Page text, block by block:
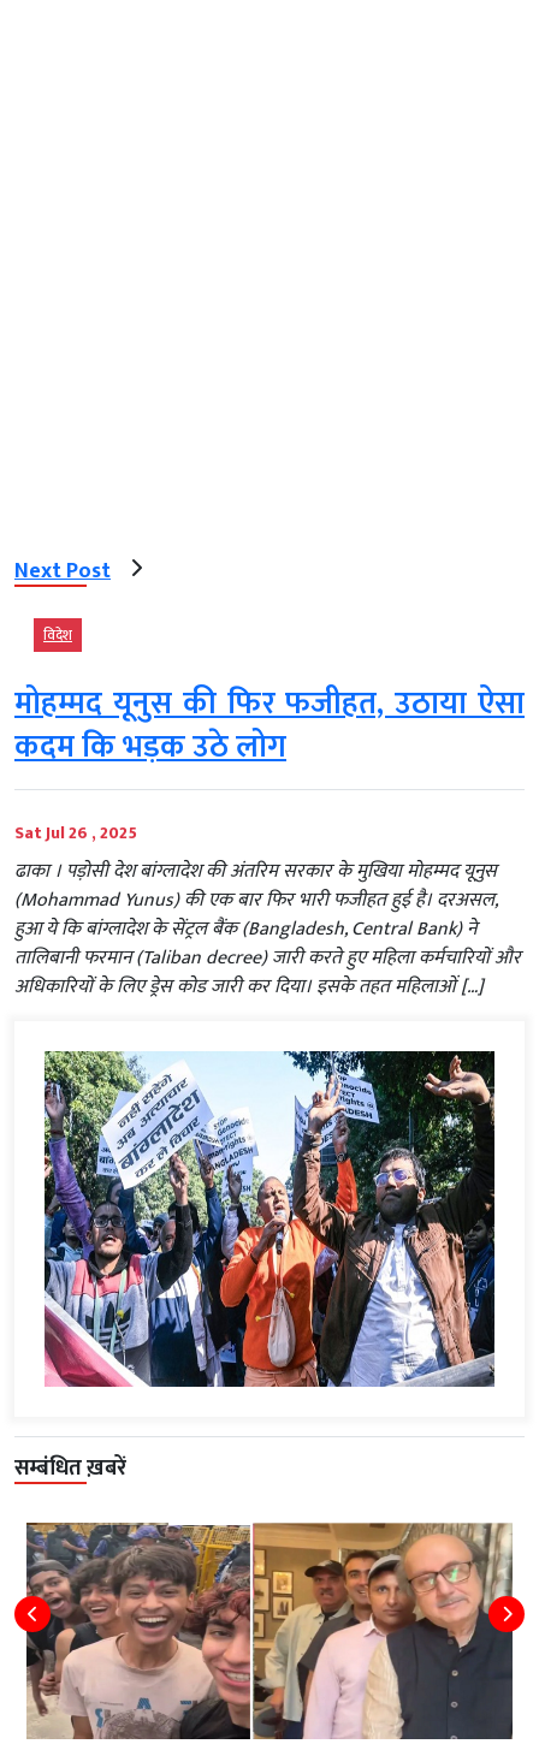
Next Post
विदेश
मोहम्मद यूनुस की फिर फजीहत, उठाया ऐसा
कदम कि भड़क उठे लोग
Sat Jul 26 , 2025
ढाका । पड़ोसी देश बांग्लादेश की अंतरिम सरकार के मुखिया मोहम्मद यूनुस
(Mohammad Yunus) की एक बार फिर भारी फजीहत हुई है। दरअसल,
हुआ ये कि बांग्लादेश के सेंट्रल बैंक (Bangladesh, Central Bank) ने
तालिबानी फरमान (Taliban decree) जारी करते हुए महिला कर्मचारियों और
अधिकारियों के लिए ड्रेस कोड जारी कर दिया। इसके तहत महिलाओं […]
सम्बंधित ख़बरें